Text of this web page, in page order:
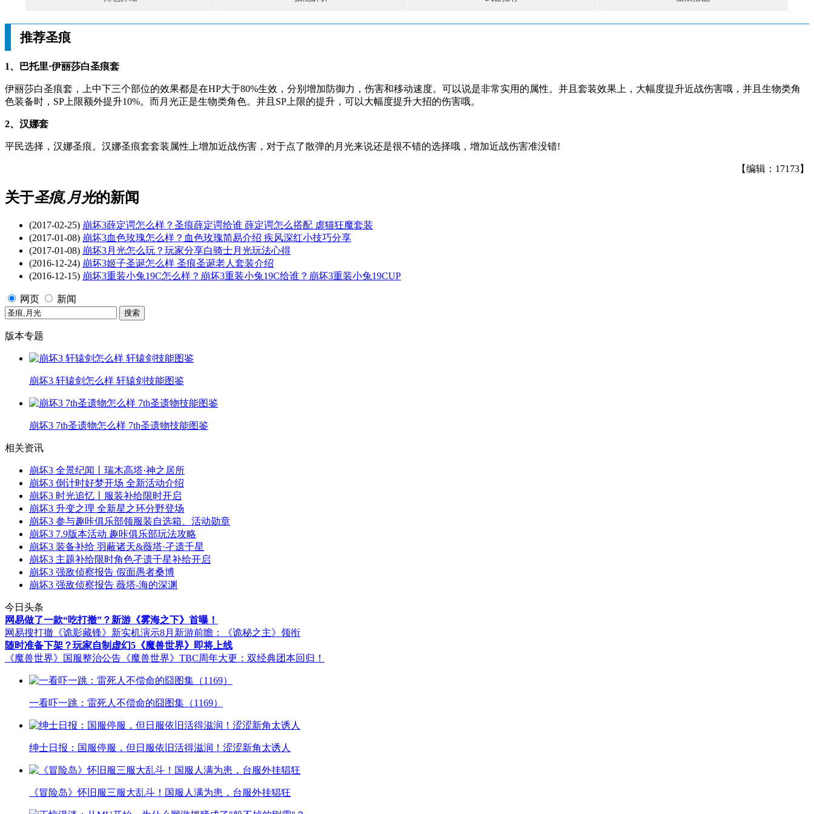
推荐圣痕
1、巴托里·伊丽莎白圣痕套
伊丽莎白圣痕套，上中下三个部位的效果都是在HP大于80%生效，分别增加防御力，伤害和移动速度。可以说是非常实用的属性。并且套装效果上，大幅度提升近战伤害哦，并且生物类角
色装备时，SP上限额外提升10%。而月光正是生物类角色。并且SP上限的提升，可以大幅度提升大招的伤害哦。
2、汉娜套
平民选择，汉娜圣痕。汉娜圣痕套套装属性上增加近战伤害，对于点了散弹的月光来说还是很不错的选择哦，增加近战伤害准没错!
【编辑：17173】
关于圣痕,月光的新闻
(2017-02-25) 崩坏3薛定谔怎么样？圣痕薛定谔给谁 薛定谔怎么搭配 虐猫狂魔套装
(2017-01-08) 崩坏3血色玫瑰怎么样？血色玫瑰简易介绍 疾风深红小技巧分享
(2017-01-08) 崩坏3月光怎么玩？玩家分享白骑士月光玩法心得
(2016-12-24) 崩坏3姬子圣诞怎么样 圣痕圣诞老人套装介绍
(2016-12-15) 崩坏3重装小兔19C怎么样？崩坏3重装小兔19C给谁？崩坏3重装小兔19CUP
网页 新闻
版本专题
崩坏3 轩辕剑怎么样 轩辕剑技能图鉴
崩坏3 7th圣遗物怎么样 7th圣遗物技能图鉴
相关资讯
崩坏3 全景纪闻丨瑞木高塔·神之居所
崩坏3 倒计时好梦开场 全新活动介绍
崩坏3 时光追忆丨服装补给限时开启
崩坏3 升变之理 全新星之环分野登场
崩坏3 参与趣咔俱乐部领服装自选箱、活动勋章
崩坏3 7.9版本活动 趣咔俱乐部玩法攻略
崩坏3 装备补给 羽蔽诸天&薇塔·孑遗千星
崩坏3 主题补给限时角色孑遗千星补给开启
崩坏3 强敌侦察报告 假面愚者桑博
崩坏3 强敌侦察报告 薇塔-海的深渊
今日头条
网易做了一款“吃打撤”？新游《雾海之下》首曝！
网易搜打撤《诡影藏锋》新实机演示8月新游前瞻：《诡秘之主》领衔
随时准备下架？玩家自制虚幻5《魔兽世界》即将上线
《魔兽世界》国服整治公告 《魔兽世界》TBC周年大更：双经典团本回归！
一看吓一跳：雷死人不偿命的囧图集（1169）
绅士日报：国服停服，但日服依旧活得滋润！涩涩新角太诱人
《冒险岛》怀旧服三服大乱斗！国服人满为患，台服外挂猖狂